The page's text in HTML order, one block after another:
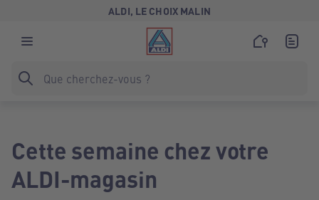
ALDI, LE CHOIX MALIN
Cette semaine chez votre
ALDI-magasin